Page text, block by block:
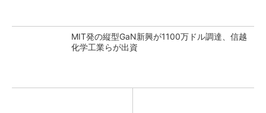
MIT発の縦型GaN新興が1100万ドル調達、信越
化学工業らが出資